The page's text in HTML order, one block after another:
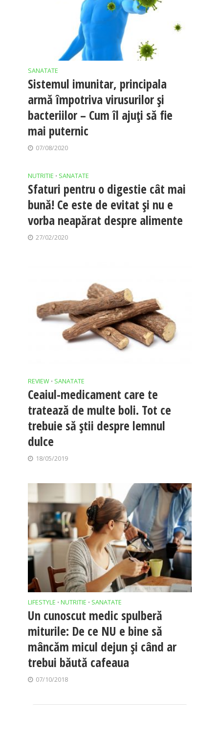
SANATATE
Sistemul imunitar, principala
armă împotriva virusurilor și
bacteriilor – Cum îl ajuți să fie
mai puternic
07/08/2020
NUTRITIE • SANATATE
Sfaturi pentru o digestie cât mai
bună! Ce este de evitat şi nu e
vorba neapărat despre alimente
27/02/2020
REVIEW • SANATATE
Ceaiul-medicament care te
tratează de multe boli. Tot ce
trebuie să știi despre lemnul
dulce
18/05/2019
LIFESTYLE • NUTRITIE • SANATATE
Un cunoscut medic spulberă
miturile: De ce NU e bine să
mâncăm micul dejun şi când ar
trebui băută cafeaua
07/10/2018